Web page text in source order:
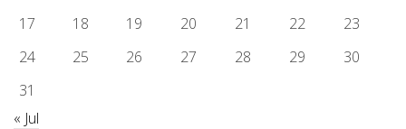
17
18 19 20 21 22
23
24
25 26 27 28 29
30
31
« Jul